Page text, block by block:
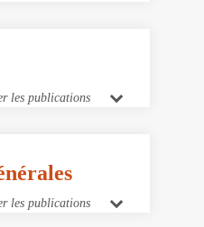
les publications
les publications